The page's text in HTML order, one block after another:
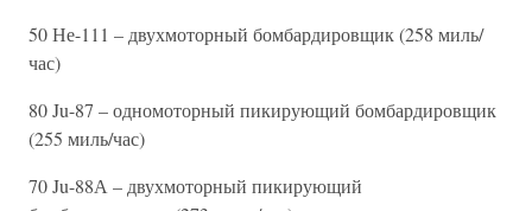
50 Не-111 – двухмоторный бомбардировщик (258 миль/
час)
80 Ju-87 – одномоторный пикирующий бомбардировщик
(255 миль/час)
70 Ju-88А – двухмоторный пикирующий